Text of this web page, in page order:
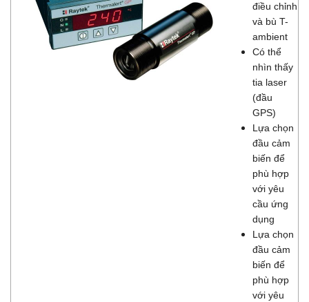
điều chỉnh
và bù T-
ambient
Có thể
nhìn thấy
tia laser
(đầu
GPS)
Lựa chọn
đầu cảm
biến để
phù hợp
với yêu
cầu ứng
dụng
Lựa chọn
đầu cảm
biến để
phù hợp
với yêu